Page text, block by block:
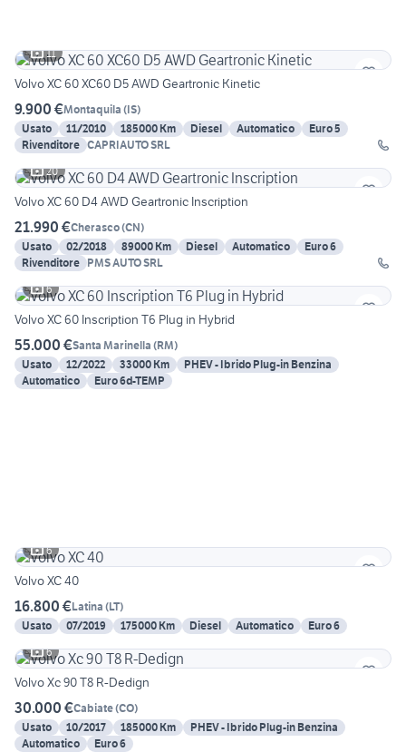
11
Volvo XC 60 XC60 D5 AWD Geartronic Kinetic
9.900 €Montaquila (IS)
Usato
11/2010 185000 Km Diesel Automatico
Euro 5
Rivenditore CAPRIAUTO SRL
20
Volvo XC 60 D4 AWD Geartronic Inscription
21.990 €Cherasco(CN)
Usato
02/2018 89000 Km Diesel Automatico
Euro 6
Rivenditore PMS AUTO SRL
6
Volvo XC 60 Inscription T6 Plug in Hybrid
55.000 €Santa Marinella (RM)
Usato
12/2022 33000 Km
PHEV - Ibrido Plug-in Benzina
Automatico
Euro 6d-TEMP
6
Volvo XC 40
16.800 €Latina (LT)
Usato
07/2019 175000 Km Diesel Automatico
Euro 6
6
Volvo Xc 90 T8 R-Dedign
30.000 €Cabiate(CO)
Usato
10/2017 185000 Km
PHEV - Ibrido Plug-in Benzina
Automatico
Euro 6